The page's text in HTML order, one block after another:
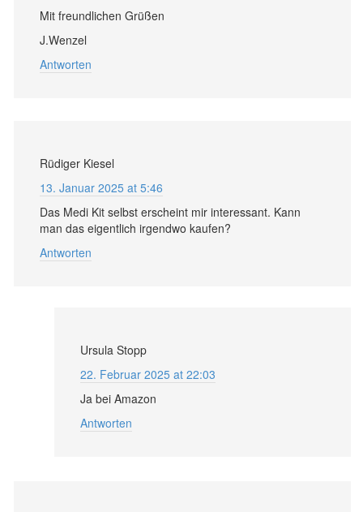
Mit freundlichen Grüßen
J.Wenzel
Antworten
Rüdiger Kiesel
13. Januar 2025 at 5:46
Das Medi Kit selbst erscheint mir interessant. Kann
man das eigentlich irgendwo kaufen?
Antworten
Ursula Stopp
22. Februar 2025 at 22:03
Ja bei Amazon
Antworten